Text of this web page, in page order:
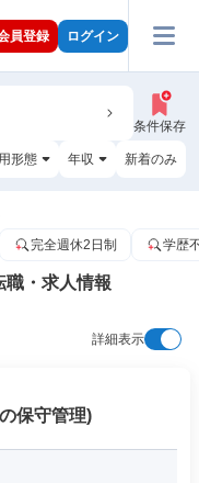
員登録 ログイン
条件保存
形態 年収 新着のみ
完全週休2日制 学歴
職・求人情報
詳細表示
保守管理)